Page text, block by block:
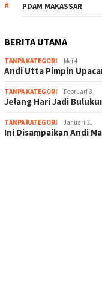
PDAM MAKASSAR
BERITA UTAMA
TANPA KATEGORI Mei 4
Andi Utta Pimpin
TANPA KATEGORI Februari 3
Jelang Hari Jadi
TANPA KATEGORI Januari 31
Ini Disampaikan Andi